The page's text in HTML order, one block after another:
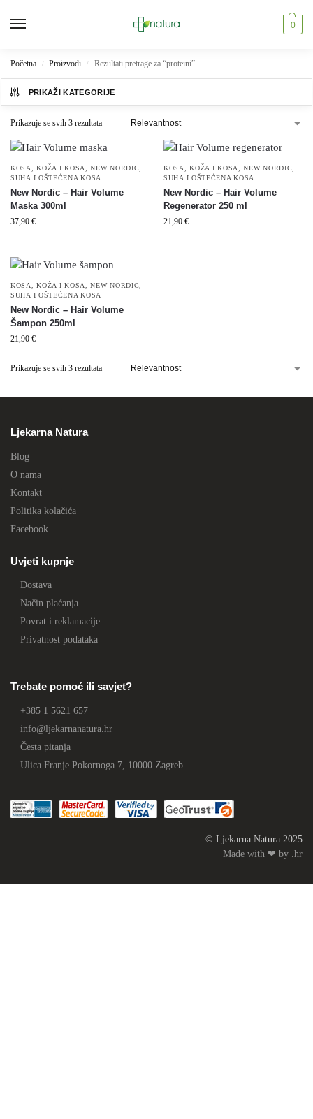
0
Početna / Proizvodi / Rezultati pretrage za “proteini”
PRIKAŽI KATEGORIJE
Prikazuje se svih 3 rezultata
KOSA ,KOŽA I KOSA ,NEW NORDIC
SUHA I OŠTEĆENA KOSA
New Nordic – Hair Volume
Maska 300ml
37,90 €
KOSA ,KOŽA I KOSA ,NEW NORDIC
SUHA I OŠTEĆENA KOSA
New Nordic – Hair Volume
Regenerator 250 ml
21,90 €
KOSA ,KOŽA I KOSA ,NEW NORDIC
SUHA I OŠTEĆENA KOSA
New Nordic – Hair Volume
Šampon 250ml
21,90 €
Prikazuje se svih 3 rezultata
Ljekarna Natura
Blog
O nama
Kontakt
Politika kolačića
Facebook
Uvjeti kupnje
Dostava
Način plaćanja
Povrat i reklamacije
Privatnost podataka
Trebate pomoć ili savjet?
+385 1 5621 657
info@ljekarnanatura.hr
Česta pitanja
Ulica Franje Pokornoga 7, 10000 Zagreb
© Ljekarna Natura 2025
Made with ❤ by .hr